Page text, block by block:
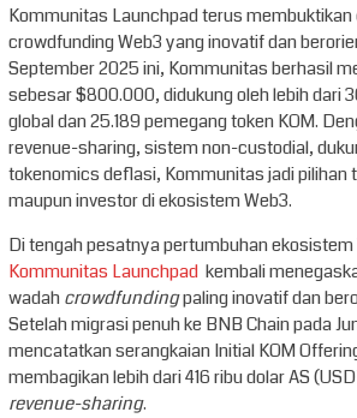
Kommunitas Launchpad terus
crowdfunding Web3 yang inovatif dan
September 2025 ini, Kommunitas berhasil
sebesar $800.000, didukung oleh lebih dari
global dan 25.189 pemegang token KOM.
revenue-sharing, sistem non-custodial,
tokenomics deflasi, Kommunitas jadi pilihan
maupun investor di ekosistem Web3.
Di tengah pesatnya pertumbuhan ekosistem
Kommunitas Launchpad kembali
wadahcrowdfundingpaling inovatif dan
Setelah migrasi penuh ke BNB Chain pada
mencatatkan serangkaian Initial KOM
membagikan lebih dari 416 ribu dolar AS
revenue-sharing.